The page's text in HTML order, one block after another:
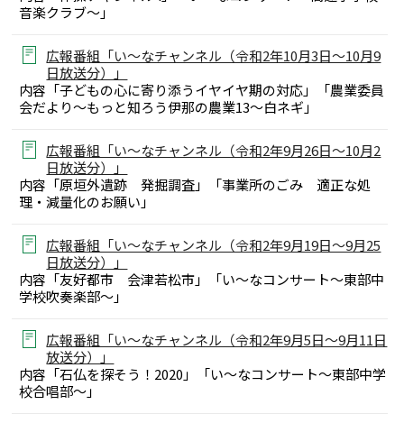
音楽クラブ～」
広報番組「い～なチャンネル（令和2年10月3日～10月9
日放送分）」
内容「子どもの心に寄り添うイヤイヤ期の対応」「農業委員
会だより～もっと知ろう伊那の農業13～白ネギ」
広報番組「い～なチャンネル（令和2年9月26日～10月2
日放送分）」
内容「原垣外遺跡 発掘調査」「事業所のごみ 適正な処
理・減量化のお願い」
広報番組「い～なチャンネル（令和2年9月19日～9月25
日放送分）」
内容「友好都市 会津若松市」「い～なコンサート～東部中
学校吹奏楽部～」
広報番組「い～なチャンネル（令和2年9月5日～9月11日
放送分）」
内容「石仏を探そう！2020」「い～なコンサート～東部中学
校合唱部～」